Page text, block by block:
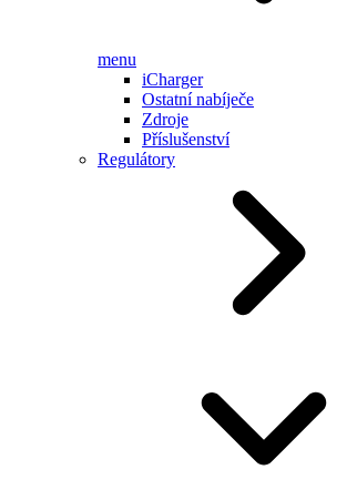
menu
iCharger
Ostatní nabíječe
Zdroje
Příslušenství
Regulátory